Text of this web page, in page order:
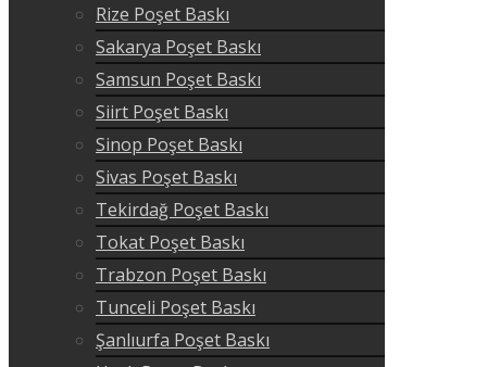
Rize Poşet Baskı
Sakarya Poşet Baskı
Samsun Poşet Baskı
Siirt Poşet Baskı
Sinop Poşet Baskı
Sivas Poşet Baskı
Tekirdağ Poşet Baskı
Tokat Poşet Baskı
Trabzon Poşet Baskı
Tunceli Poşet Baskı
Şanlıurfa Poşet Baskı